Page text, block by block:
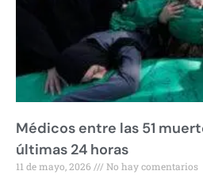
Médicos entre las 51
últimas 24 horas
11 de mayo, 2026 No hay comentarios